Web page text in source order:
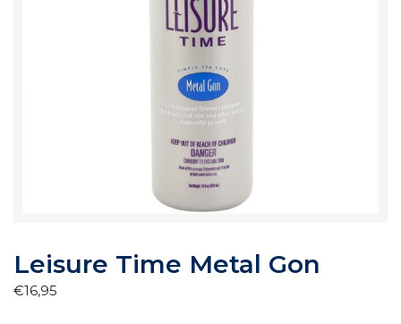
Leisure Time Metal Gon
€16,95